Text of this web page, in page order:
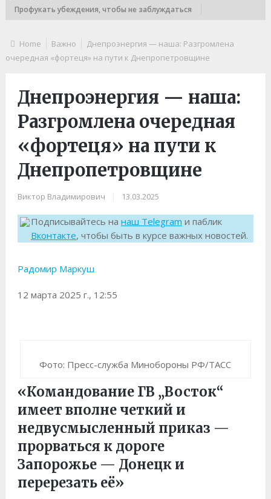
Профукать убеждения, чтобы не заблуждаться
Home Важно
Днепроэнергия — наша: Разгромлена
очередная «фортеця» на пути к Днепропетровщине
Днепроэнергия — наша:
Разгромлена очередная
«фортеця» на пути к
Днепропетровщине
Виктор Владимирович 13.03.2025
Подписывайтесь на наш Telegram и паблик
Вконтакте, чтобы быть в курсе важных новостей.
Радомир Маркуш
12 марта 2025 г., 12:55
Фото: Пресс-служба Минобороны РФ/ТАСС
«Командование ГВ „Восток“
имеет вполне четкий и
недвусмысленный приказ —
прорваться к дороге
Запорожье — Донецк и
перерезать её»